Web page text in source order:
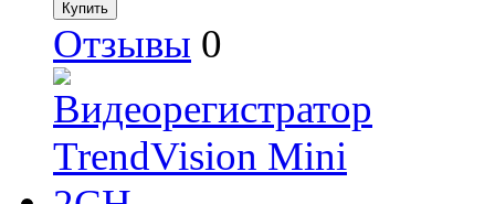
Отзывы 0